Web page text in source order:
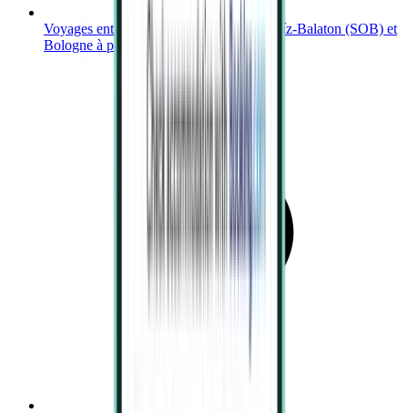
Voyages entre Aéroport international Hévíz-Balaton (SOB) et
Bologne à partir de 370 €